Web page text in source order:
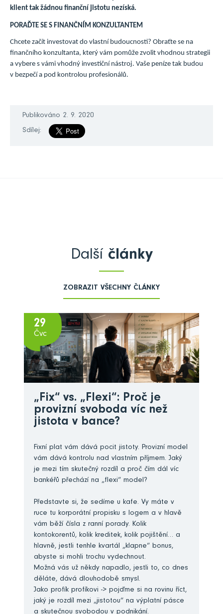
klient tak žádnou finanční jistotu nezíská.
PORAĎTE SE S FINANČNÍM KONZULTANTEM
Chcete začít investovat do vlastní budoucnosti? Obraťte se na
finančního konzultanta, který vám pomůže zvolit vhodnou strategii
a vybere s vámi vhodný investiční nástroj. Vaše peníze tak budou
v bezpečí a pod kontrolou profesionálů.
Publikováno 2. 9. 2020
Sdílej:
Další články
ZOBRAZIT VŠECHNY ČLÁNKY
29
Čvc
„Fix“ vs. „Flexi“: Proč je
provizní svoboda víc než
jistota v bance?
Fixní plat vám dává pocit jistoty. Provizní model
vám dává kontrolu nad vlastním příjmem. Jaký
je mezi tím skutečný rozdíl a proč čím dál víc
bankéřů přechází na „flexi“ model?
Představte si, že sedíme u kafe. Vy máte v
ruce tu korporátní propisku s logem a v hlavě
vám běží čísla z ranní porady. Kolik
kontokorentů, kolik kreditek, kolik pojištění… a
hlavně, jestli tenhle kvartál „klapne“ bonus,
abyste si mohli trochu vydechnout.
Možná vás už někdy napadlo, jestli to, co dnes
děláte, dává dlouhodobě smysl.
Jako profík profíkovi -> pojďme si na rovinu říct,
jaký je rozdíl mezi „jistotou“ na výplatní pásce
a skutečnou svobodou v podnikání.